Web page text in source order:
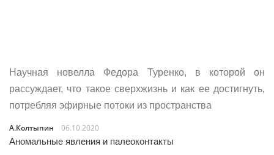
Научная новелла Федора Туренко, в которой он
рассуждает, что такое сверхжизнь и как ее достигнуть,
потребляя эфирные потоки из пространства
А.Колтыпин
06.10.2020
Аномальные явления и палеоконтакты